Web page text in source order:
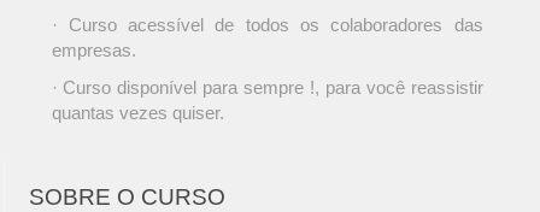
· Curso acessível de todos os colaboradores das
empresas.
· Curso disponível para sempre !, para você reassistir
quantas vezes quiser.
SOBRE O CURSO